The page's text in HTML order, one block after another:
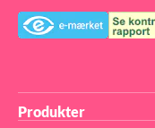
Produkter